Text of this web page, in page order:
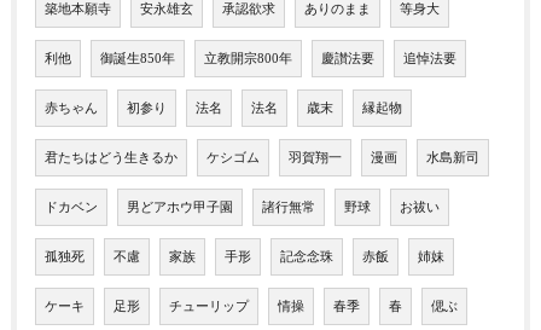
築地本願寺 安永雄玄 承認欲求 ありのまま 等身大
利他 御誕生850年 立教開宗800年 慶讃法要 追悼法要
赤ちゃん 初参り 法名 法名 歳末 縁起物
君たちはどう生きるか ケシゴム 羽賀翔一 漫画 水島新司
ドカベン 男どアホウ甲子園 諸行無常 野球 お祓い
孤独死 不慮 家族 手形 記念念珠 赤飯 姉妹
ケーキ 足形 チューリップ 情操 春季 春 偲ぶ